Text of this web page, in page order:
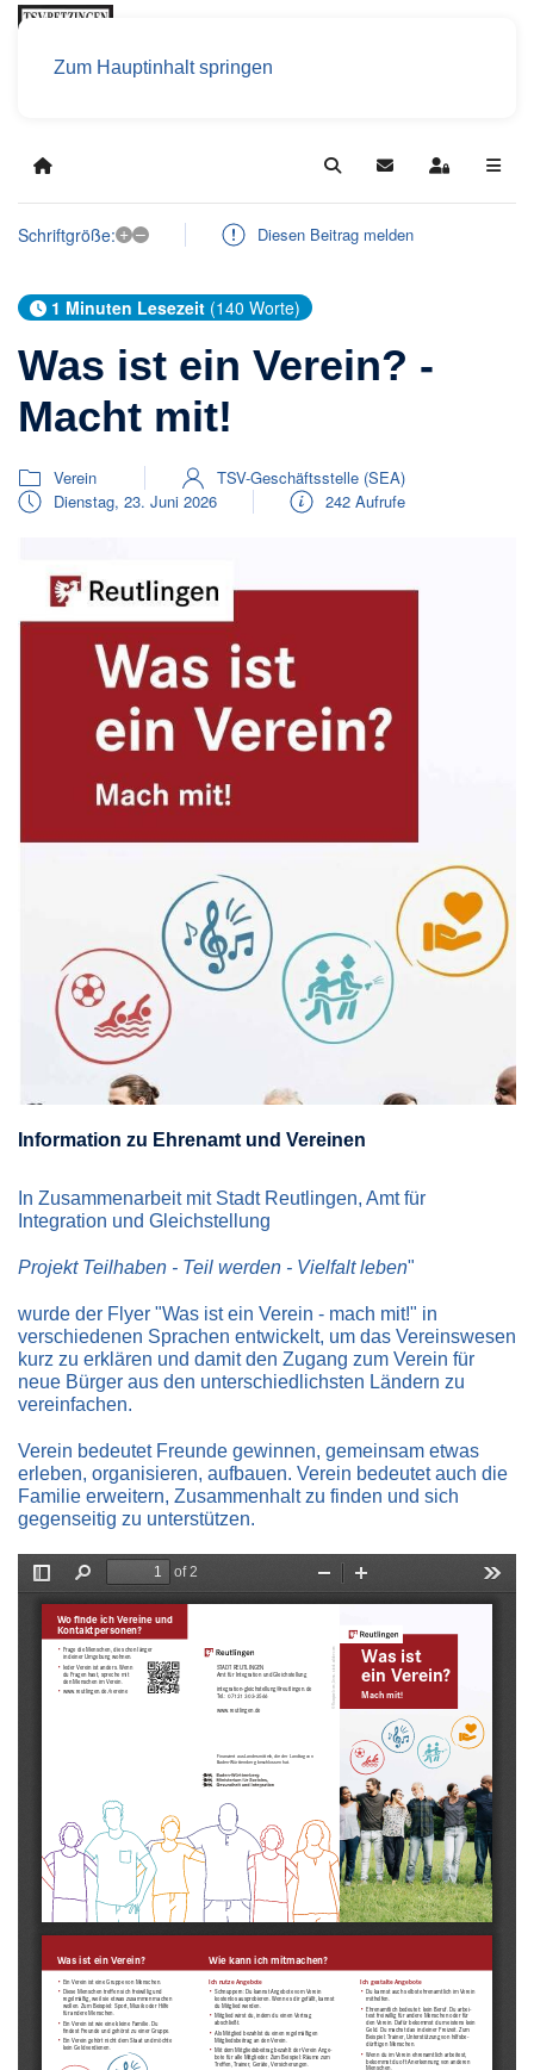
Zum Hauptinhalt springen
Home SearchUpdatesSign In
Schriftgröße: + – Diesen Beitrag melden
1 Minuten Lesezeit (140 Worte)
Was ist ein Verein? -
Macht mit!
Verein
TSV-Geschäftsstelle (SEA)
Dienstag, 23. Juni 2026
242 Aufrufe
Information zu Ehrenamt und Vereinen
In Zusammenarbeit mit Stadt Reutlingen, Amt für
Integration und Gleichstellung
Projekt Teilhaben - Teil werden - Vielfalt leben"
wurde der Flyer "Was ist ein Verein - mach mit!" in
verschiedenen Sprachen entwickelt, um das Vereinswesen
kurz zu erklären und damit den Zugang zum Verein für
neue Bürger aus den unterschiedlichsten Ländern zu
vereinfachen.
Verein bedeutet Freunde gewinnen, gemeinsam etwas
erleben, organisieren, aufbauen. Verein bedeutet auch die
Familie erweitern, Zusammenhalt zu finden und sich
gegenseitig zu unterstützen.